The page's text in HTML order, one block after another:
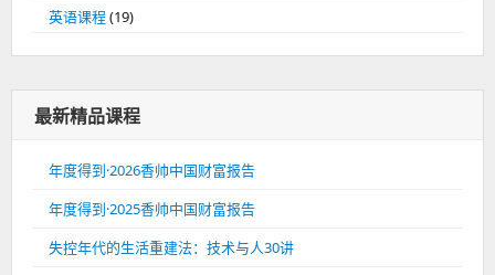
英语课程(19)
最新精品课程
年度得到·2026香帅中国财富报告
年度得到·2025香帅中国财富报告
失控年代的生活重建法：技术与人30讲